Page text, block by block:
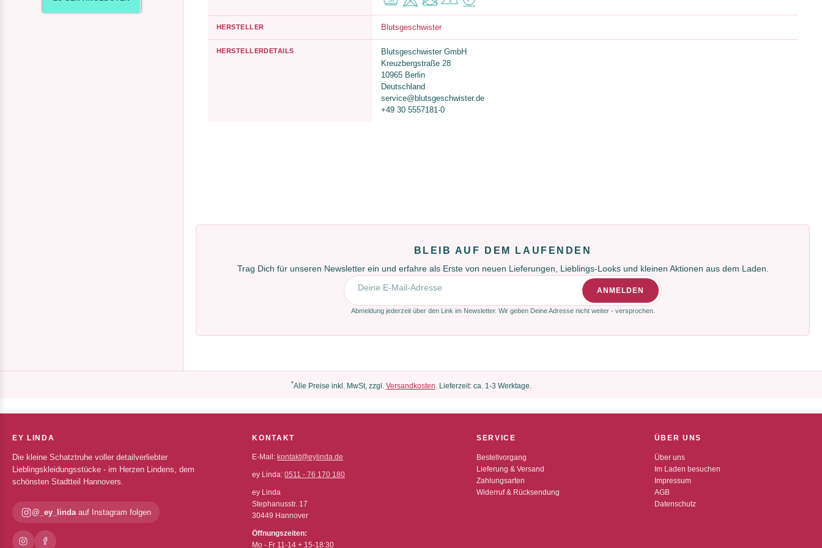
HERSTELLER Blutsgeschwister
HERSTELLERDETAILS
Blutsgeschwister GmbH
Kreuzbergstraße 28
10965 Berlin
Deutschland
service@blutsgeschwister.de
+49 30 5557181-0
BLEIB AUF DEM LAUFENDEN
Trag Dich für unseren Newsletter ein und erfahre als Erste von neuen Lieferungen, Lieblings-Looks und kleinen Aktionen aus dem Laden.
E-Mail-Adresse
ANMELDEN
Abmeldung jederzeit über den Link im Newsletter. Wir geben Deine Adresse nicht weiter - versprochen.
*Alle Preise inkl. MwSt, zzgl. Versandkosten. Lieferzeit: ca. 1-3 Werktage.
EY LINDA
Die kleine Schatztruhe voller detailverliebter
Lieblingskleidungsstücke - im Herzen Lindens, dem
schönsten Stadtteil Hannovers.
@_ey_lindaauf Instagram folgen
KONTAKT
E-Mail: kontakt@eylinda.de
ey Linda:0511 - 76 170 180
ey Linda
Stephanusstr. 17
30449 Hannover
Öffnungszeiten:
Mo - Fr 11-14 + 15-18:30
SERVICE
Bestellvorgang
Lieferung & Versand
Zahlungsarten
Widerruf & Rücksendung
ÜBER UNS
Über uns
Im Laden besuchen
Impressum
AGB
Datenschutz